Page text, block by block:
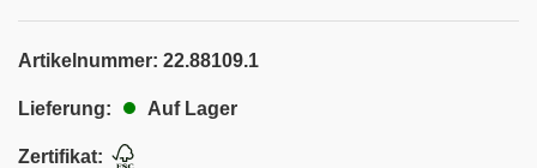
Artikelnummer: 22.88109.1
Lieferung: Auf Lager
Zertifikat: